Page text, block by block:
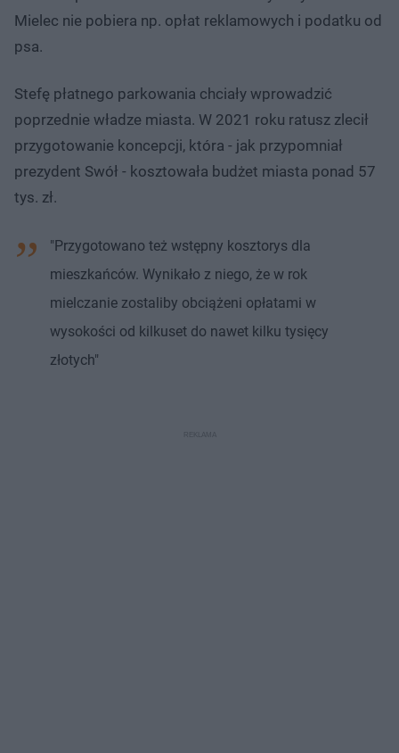
Mielec nie pobiera np. opłat reklamowych i podatku od
psa.
Stefę płatnego parkowania chciały wprowadzić
poprzednie władze miasta. W 2021 roku ratusz zlecił
przygotowanie koncepcji, która - jak przypomniał
prezydent Swół - kosztowała budżet miasta ponad 57
tys. zł.
"Przygotowano też wstępny kosztorys dla
mieszkańców. Wynikało z niego, że w rok
mielczanie zostaliby obciążeni opłatami w
wysokości od kilkuset do nawet kilku tysięcy
złotych"